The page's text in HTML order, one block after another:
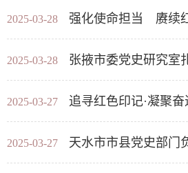
2025-03-28 强化使命担当 赓续
2025-03-28 张掖市委党史研究室扎实推进党
2025-03-27 追寻红色印记·凝聚奋
2025-03-27 天水市市县党史部门负责人深